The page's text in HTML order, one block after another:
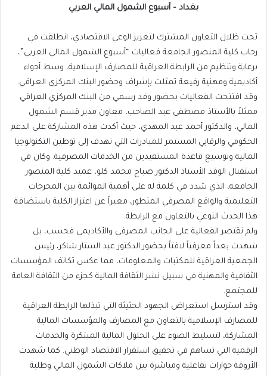
بغداد – أسبوع الشمول المالي العربي
تحت ظلال التعاون المشترك لتعزيز الوعي الاقتصادي، انطلقت في
رحاب كلية المنصور الجامعة فعاليات “أسبوع الشمول المالي العربي”،
برعاية وتنظيم من الرابطة العراقية للمصارف الإسلامية، وسط أجواء
أكاديمية ومهنية رفيعة تمثلت بإشراف وحضور البنك المركزي العراقي.
وقد افتتحت الفعاليات بحضور وفد رسمي من البنك المركزي العراقي
ممثلاً بالأستاذ مصطفى عبد الصاحب، معاون مدير قسم الشمول
المالي، والدكتور أحمد عبد المهدي، حيث أكدت هذه المشاركة على الدعم
الحكومي والرقابي المستمر للمبادرات التي تهدف إلى توطين التكنولوجيا
المالية وتوسيع قاعدة المستفيدين من الخدمات المصرفية. وكان في
استقبال الوفد الأستاذ الدكتور صباح محمد كلو، عميد كلية المنصور
الجامعة، الذي شدد في كلمة له على أهمية الموائمة بين المخرجات
التعليمية والواقع المصرفي المتطور، معبراً عن اعتزاز الكلية باستضافة
هذا الحدث النوعي بالتعاون مع الرابطة.
ولم تقتصر الفعالية على الجانب المصرفي والأكاديمي فحسب، بل
شهدت بعداً معرفياً لافتاً بحضور الدكتور عبد الستار شاكر، رئيس
الجمعية العراقية للمكتبات والمعلومات، مما عكس تكاتف المؤسسات
الثقافية والمهنية في سبيل نشر الثقافة المالية كجزء من الثقافة العامة
للمجتمع.
وقد استرسل استعراض الجهود الحثيثة التي تبذلها الرابطة العراقية
للمصارف الإسلامية بالتعاون مع المصارف والمؤسسات المالية
المشاركة، لتسليط الضوء على الحلول المالية المبتكرة والخدمات
الرقمية التي تساهم في تحقيق استقرار الاقتصاد الوطني. كما شهدت
الأروقة حوارات تفاعلية ومباشرة بين ملاكات الشمول المالي وطلبة